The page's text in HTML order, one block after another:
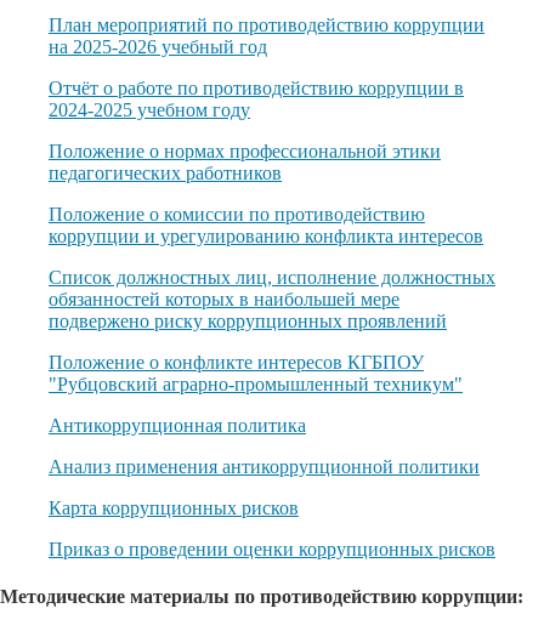
План мероприятий по противодействию коррупции
на 2025-2026 учебный год
Отчёт о работе по противодействию коррупции в
2024-2025 учебном году
Положение о нормах профессиональной этики
педагогических работников
Положение о комиссии по противодействию
коррупции и урегулированию конфликта интересов
Список должностных лиц, исполнение должностных
обязанностей которых в наибольшей мере
подвержено риску коррупционных проявлений
Положение о конфликте интересов КГБПОУ
"Рубцовский аграрно-промышленный техникум"
Антикоррупционная политика
Анализ применения антикоррупционной политики
Карта коррупционных рисков
Приказ о проведении оценки коррупционных рисков
Методические материалы по противодействию коррупции: